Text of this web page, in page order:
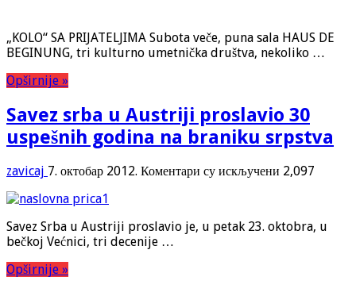
„KOLO“ SA PRIJATELJIMA Subota veče, puna sala HAUS DE
BEGINUNG, tri kulturno umetnička društva, nekoliko …
Opširnije »
Savez srba u Austriji proslavio 30
uspešnih godina na braniku srpstva
zavicaj 7. октобар 2012. Коментари су искључени на
Austriji
2,097
Savez Srba u Austriji proslavio je, u petak 23. oktobra, u
bečkoj Većnici, tri decenije …
Opširnije »